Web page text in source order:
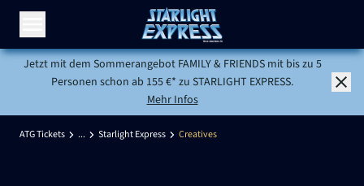
Menü öffnen
Jetzt mit dem Sommerangebot FAMILY & FRIENDS mit bis zu 5
Personen schon ab 155 €* zu STARLIGHT EXPRESS.
Mehr Infos
ATG Tickets ... Starlight Express Creatives